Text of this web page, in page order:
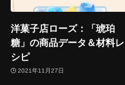
洋菓子店ローズ：「琥珀
糖」の商品データ＆材料レ
シピ
2021年11月27日